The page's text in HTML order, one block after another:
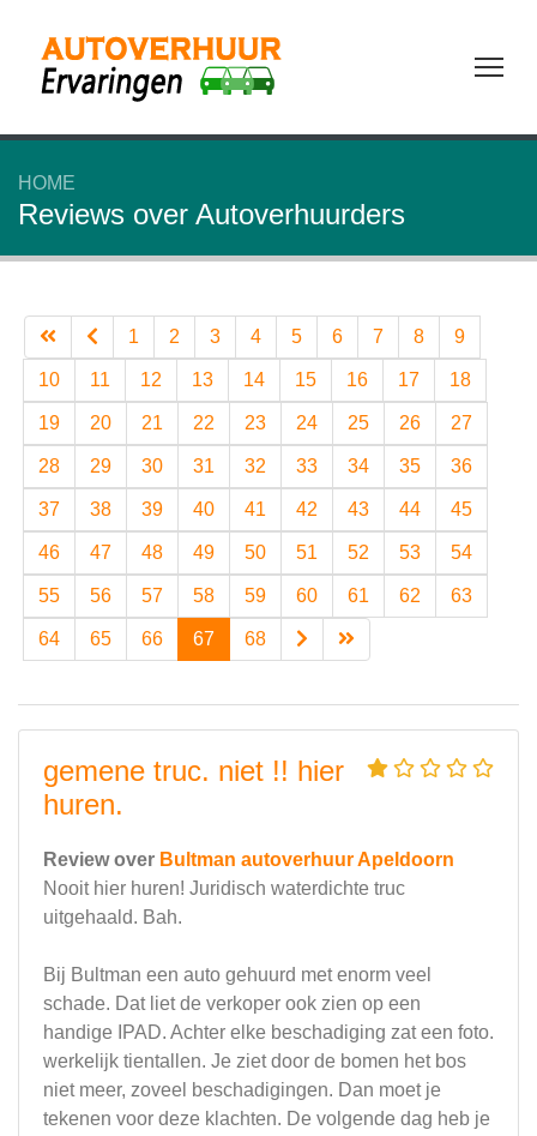
HOME
Reviews over Autoverhuurders
1 2 3 4 5 6 7 8 9
10 11 12 13 14 15 16 17 18
19 20 21 22 23 24 25 26 27
28 29 30 31 32 33 34 35 36
37 38 39 40 41 42 43 44 45
46 47 48 49 50 51 52 53 54
55 56 57 58 59 60 61 62 63
64 65 66 67 68
gemene truc. niet !! hier
huren.
Review over Bultman autoverhuur Apeldoorn
Nooit hier huren! Juridisch waterdichte truc
uitgehaald. Bah.
Bij Bultman een auto gehuurd met enorm veel
schade. Dat liet de verkoper ook zien op een
handige IPAD. Achter elke beschadiging zat een foto.
werkelijk tientallen. Je ziet door de bomen het bos
niet meer, zoveel beschadigingen. Dan moet je
tekenen voor deze klachten. De volgende dag heb je